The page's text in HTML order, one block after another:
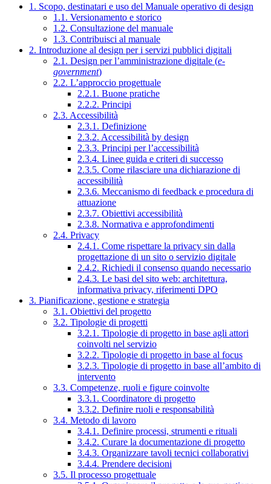
1. Scopo, destinatari e uso del Manuale operativo di design
1.1. Versionamento e storico
1.2. Consultazione del manuale
1.3. Contribuisci al manuale
2. Introduzione al design per i servizi pubblici digitali
2.1. Design per l’amministrazione digitale (e-
government)
2.2. L’approccio progettuale
2.2.1. Buone pratiche
2.2.2. Principi
2.3. Accessibilità
2.3.1. Definizione
2.3.2. Accessibilità by design
2.3.3. Principi per l’accessibilità
2.3.4. Linee guida e criteri di successo
2.3.5. Come rilasciare una dichiarazione di
accessibilità
2.3.6. Meccanismo di feedback e procedura di
attuazione
2.3.7. Obiettivi accessibilità
2.3.8. Normativa e approfondimenti
2.4. Privacy
2.4.1. Come rispettare la privacy sin dalla
progettazione di un sito o servizio digitale
2.4.2. Richiedi il consenso quando necessario
2.4.3. Le basi del sito web: architettura,
informativa privacy, riferimenti DPO
3. Pianificazione, gestione e strategia
3.1. Obiettivi del progetto
3.2. Tipologie di progetti
3.2.1. Tipologie di progetto in base agli attori
coinvolti nel servizio
3.2.2. Tipologie di progetto in base al focus
3.2.3. Tipologie di progetto in base all’ambito di
intervento
3.3. Competenze, ruoli e figure coinvolte
3.3.1. Coordinatore di progetto
3.3.2. Definire ruoli e responsabilità
3.4. Metodo di lavoro
3.4.1. Definire processi, strumenti e rituali
3.4.2. Curare la documentazione di progetto
3.4.3. Organizzare tavoli tecnici collaborativi
3.4.4. Prendere decisioni
3.5. Il processo progettuale